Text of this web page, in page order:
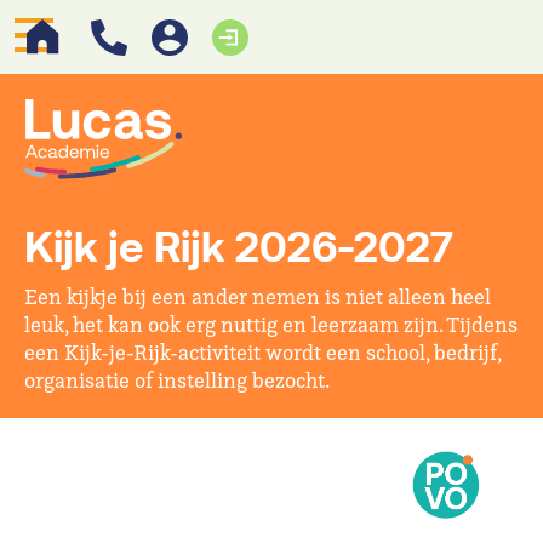
Kijk je Rijk 2026-2027
Een kijkje bij een ander nemen is niet alleen heel
leuk, het kan ook erg nuttig en leerzaam zijn. Tijdens
een Kijk-je-Rijk-activiteit wordt een school, bedrijf,
organisatie of instelling bezocht.